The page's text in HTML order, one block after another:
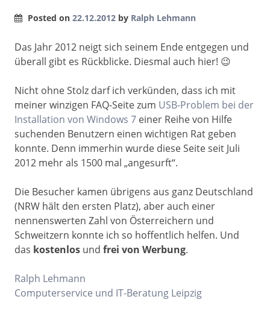
Posted on 22.12.2012 by Ralph Lehmann
Das Jahr 2012 neigt sich seinem Ende entgegen und
überall gibt es Rückblicke. Diesmal auch hier! 😉
Nicht ohne Stolz darf ich verkünden, dass ich mit
meiner winzigen FAQ-Seite zum USB-Problem bei der
Installation von Windows 7 einer Reihe von Hilfe
suchenden Benutzern einen wichtigen Rat geben
konnte. Denn immerhin wurde diese Seite seit Juli
2012 mehr als 1500 mal „angesurft“.
Die Besucher kamen übrigens aus ganz Deutschland
(NRW hält den ersten Platz), aber auch einer
nennenswerten Zahl von Österreichern und
Schweitzern konnte ich so hoffentlich helfen. Und
das kostenlos und frei von Werbung.
Ralph Lehmann
Computerservice und IT-Beratung Leipzig